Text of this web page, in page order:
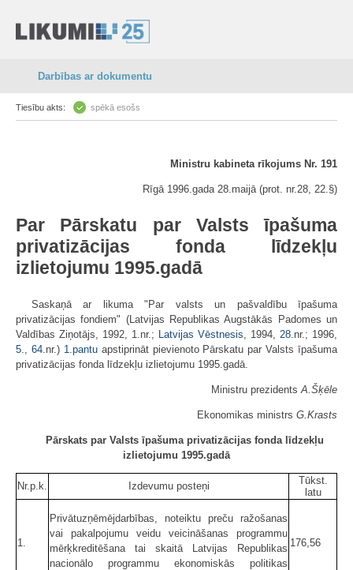
Darbības ar dokumentu
Tiesību akts: spēkā esošs
Ministru kabineta rīkojums Nr. 191
Rīgā 1996.gada 28.maijā (prot. nr.28, 22.§)
Par Pārskatu par Valsts īpašuma
privatizācijas fonda līdzekļu
izlietojumu 1995.gadā
Saskaņā ar likuma "Par valsts un pašvaldību īpašuma
privatizācijas fondiem" (Latvijas Republikas Augstākās Padomes un
Valdības Ziņotājs, 1992, 1.nr.; Latvijas Vēstnesis, 1994, 28.nr.; 1996,
5., 64.nr.) 1.pantuapstiprināt pievienoto Pārskatu par Valsts īpašuma
privatizācijas fonda līdzekļu izlietojumu 1995.gadā.
Ministru prezidentsA.Šķēle
Ekonomikas ministrs G.Krasts
Pārskats par Valsts īpašuma privatizācijas fonda līdzekļu
izlietojumu 1995.gadā
Nr.p.k. Izdevumu posteņi
Tūkst.
latu
1.
Privātuzņēmējdarbības, noteiktu preču ražošanas
vai pakalpojumu veidu veicināšanas programmu
mērķkreditēšana tai skaitā Latvijas Republikas
nacionālo programmu ekonomiskās politikas
176,56